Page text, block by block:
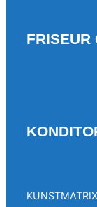
FRISEUR
KUNSTMATRIX